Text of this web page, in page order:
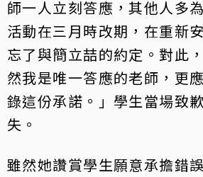
師一人立刻答應，其他人多
活動在三月時改期，在重新
忘了與簡立喆的約定。對此
然我是唯一答應的老師，更
錄這份承諾。」學生當場致
失。
雖然她讚賞學生願意承擔錯